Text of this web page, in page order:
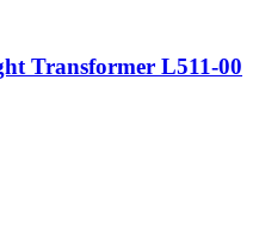
Transformer L511-​00